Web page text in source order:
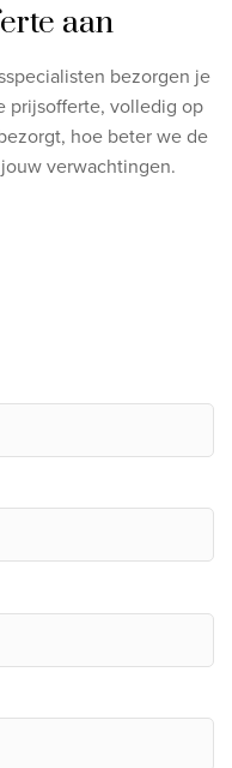
aan
bezorgen je
prijsofferte, volledig op
hoe beter we de
verwachtingen.